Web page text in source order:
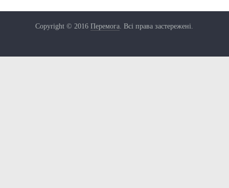
Copyright © 2016Перемога . Всі права застережені.